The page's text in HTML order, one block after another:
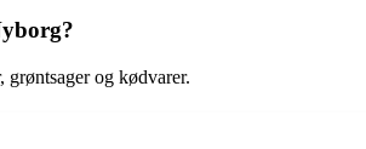
og kødvarer.